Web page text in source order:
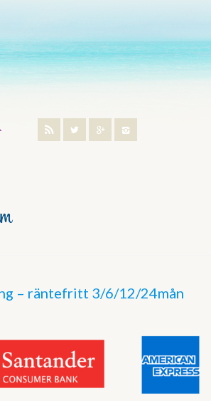
– räntefritt 3/6/12/24mån